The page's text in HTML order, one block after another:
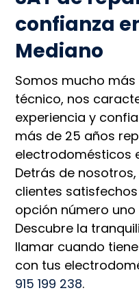
confianza
Mediano
Somos mucho
técnico, nos
experiencia y
más de 25 años
electrodomésticos
Detrás de
clientes
opción número
Descubre la
llamar cuando
con tus
915 199 238.